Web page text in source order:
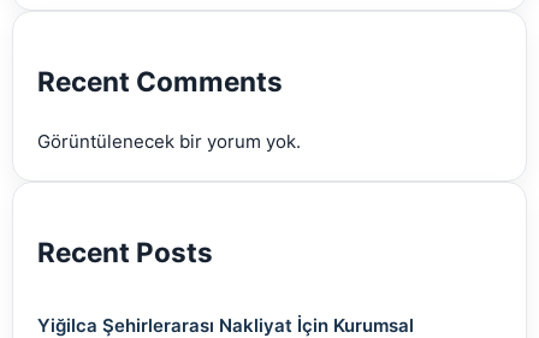
(2)(2)
(2)
Recent Comments
Görüntülenecek bir yorum yok.
Recent Posts
Yiğilca Şehirlerarası Nakliyat İçin Kurumsal